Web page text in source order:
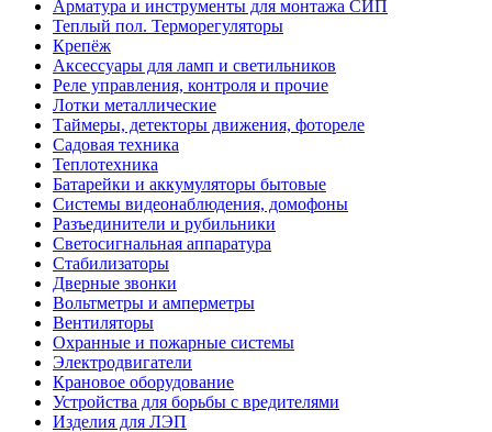
Арматура и инструменты для монтажа СИП
Теплый пол. Терморегуляторы
Крепёж
Аксессуары для ламп и светильников
Реле управления, контроля и прочие
Лотки металлические
Таймеры, детекторы движения, фотореле
Садовая техника
Теплотехника
Батарейки и аккумуляторы бытовые
Системы видеонаблюдения, домофоны
Разъединители и рубильники
Светосигнальная аппаратура
Стабилизаторы
Дверные звонки
Вольтметры и амперметры
Вентиляторы
Охранные и пожарные системы
Электродвигатели
Крановое оборудование
Устройства для борьбы с вредителями
Изделия для ЛЭП